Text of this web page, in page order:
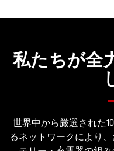
私たちが全
世界中から厳選された
るネットワークにより